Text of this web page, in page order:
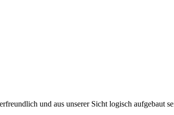
und aus unserer Sicht logisch aufgebaut